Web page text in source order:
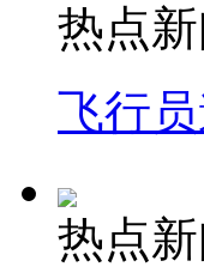
热点
飞行
热点